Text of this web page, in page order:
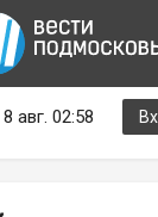
авг. 02:58